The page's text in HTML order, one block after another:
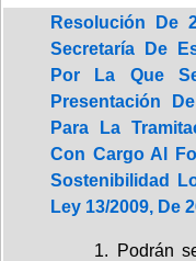
Resolución De
Secretaría De
Por La Que
Presentación
Para La
Con Cargo Al
Sostenibilidad
Ley 13/2009, De
1. Podrán